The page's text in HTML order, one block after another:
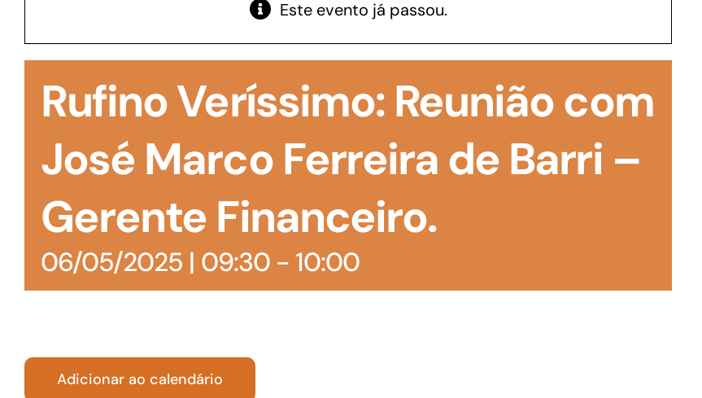
manutenção de estoques e despesas operacionais
realizar obras, dentre outros serviços
Para os negócios voltados aos serviços do setor de
Este evento já passou.
Rufino Veríssimo: Reunião com
José Marco Ferreira de Barri –
Gerente Financeiro.
06/05/2025 | 09:30- 10:00
Adicionar ao calendário